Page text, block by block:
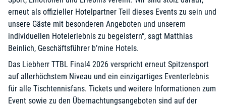
erneut als offizieller Hotelpartner Teil dieses Events zu sein und
unsere Gäste mit besonderen Angeboten und unserem
individuellen Hotelerlebnis zu begeistern“, sagt Matthias
Beinlich, Geschäftsführer b’mine Hotels.
Das Liebherr TTBL Final4 2026 verspricht erneut Spitzensport
auf allerhöchstem Niveau und ein einzigartiges Eventerlebnis
für alle Tischtennisfans. Tickets und weitere Informationen zum
Event sowie zu den Übernachtungsangeboten sind auf der